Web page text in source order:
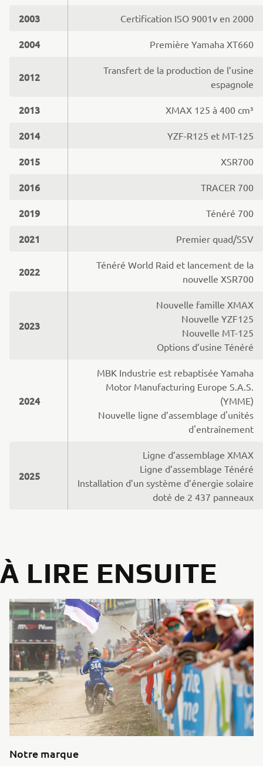
2003 Certification ISO 9001v en 2000
2004 Première Yamaha XT660
2012
Transfert de la production de l’usine
espagnole
2013 XMAX 125 à 400 cm³
2014 YZF-R125 et MT-125
2015 XSR700
2016 TRACER 700
2019 Ténéré 700
2021 Premier quad/SSV
2022
Ténéré World Raid et lancement de la
nouvelle XSR700
2023
Nouvelle famille XMAX
Nouvelle YZF125
Nouvelle MT-125
Options d’usine Ténéré
2024
MBK Industrie est rebaptisée Yamaha
Motor Manufacturing Europe S.A.S.
(YMME)
Nouvelle ligne d’assemblage d'unités
d'entraînement
2025
Ligne d’assemblage XMAX
Ligne d’assemblage Ténéré
Installation d’un système d’énergie solaire
doté de 2 437 panneaux
À LIRE ENSUITE
Notre marque